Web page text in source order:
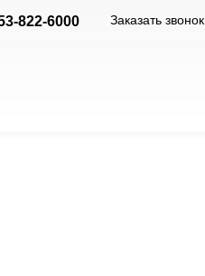
822-6000 Заказать звонок